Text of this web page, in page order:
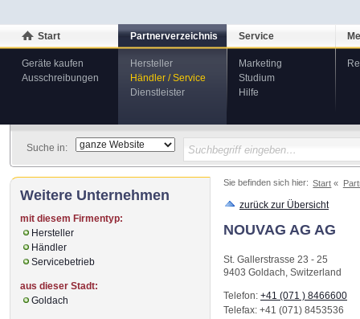
Start
Geräte kaufen
Ausschreibungen
Partnerverzeichnis
Hersteller
Händler / Service
Dienstleister
Service
Marketing
Studium
Hilfe
Suche in:
Sie befinden sich hier: Start
zurück zur Übersicht
NOUVAG AG AG
St. Gallerstrasse 23 - 25
9403 Goldach, Switzerland
Telefon: +41 (071 ) 8466600
Telefax: +41 (071) 8453536
Weitere Unternehmen
mit diesem Firmentyp:
Hersteller
Händler
Servicebetrieb
aus dieser Stadt:
Goldach